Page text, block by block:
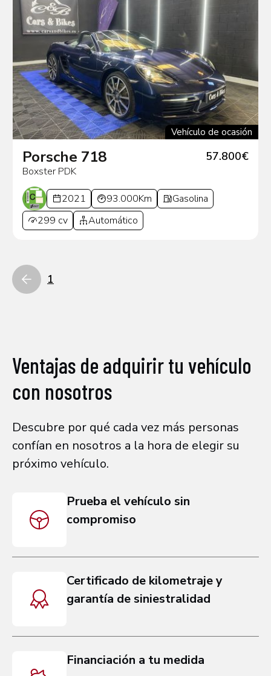
Vehículo de ocasión
Porsche 718
Boxster PDK
57.800€
2021 93.000Km
Gasolina
299 cv
Automático
1
Ventajas de adquirir tu vehículo
con nosotros
Descubre por qué cada vez más personas
confían en nosotros a la hora de elegir su
próximo vehículo.
Prueba el vehículo sin
compromiso
Certificado de kilometraje y
garantía de siniestralidad
Financiación a tu medida